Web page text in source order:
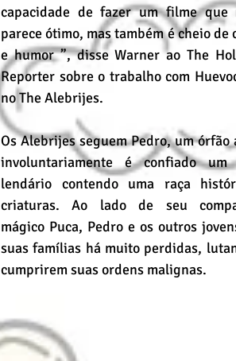
capacidade de fazer um filme que
parece ótimo, mas também é cheio de
e humor ”, disse Warner ao The
Reporter sobre o trabalho com
no The Alebrijes.
Os Alebrijes seguem Pedro, um órfão
involuntariamente é confiado um
lendário contendo uma raça
criaturas. Ao lado de seu
mágico Puca, Pedro e os outros
suas famílias há muito perdidas,
cumprirem suas ordens malignas.